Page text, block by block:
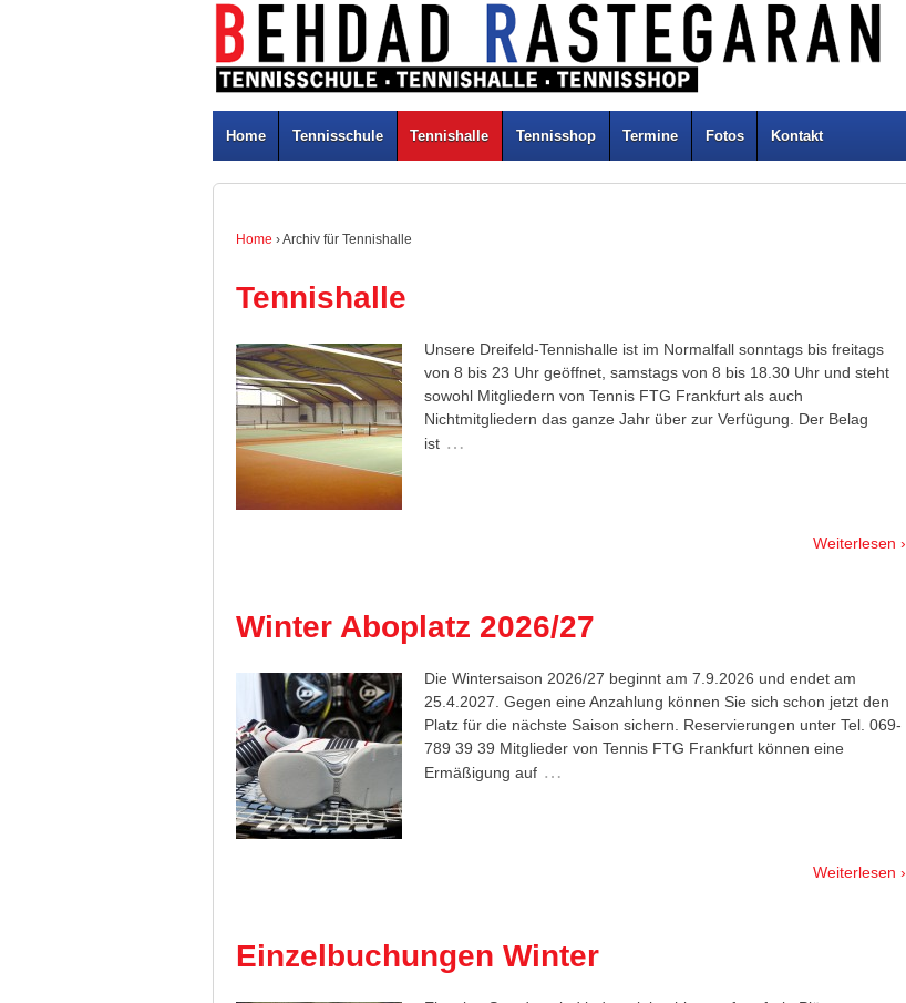
Home Tennisschule Tennishalle Tennisshop Termine Fotos Kontakt
Home ›Archiv für Tennishalle
Tennishalle
Unsere Dreifeld-Tennishalle ist im Normalfall sonntags bis freitags
von 8 bis 23 Uhr geöffnet, samstags von 8 bis 18.30 Uhr und steht
sowohl Mitgliedern von Tennis FTG Frankfurt als auch
Nichtmitgliedern das ganze Jahr über zur Verfügung. Der Belag
ist …
Weiterlesen ›
Winter Aboplatz 2026/27
Die Wintersaison 2026/27 beginnt am 7.9.2026 und endet am
25.4.2027. Gegen eine Anzahlung können Sie sich schon jetzt den
Platz für die nächste Saison sichern. Reservierungen unter Tel. 069-
789 39 39 Mitglieder von Tennis FTG Frankfurt können eine
Ermäßigung auf …
Weiterlesen ›
Einzelbuchungen Winter